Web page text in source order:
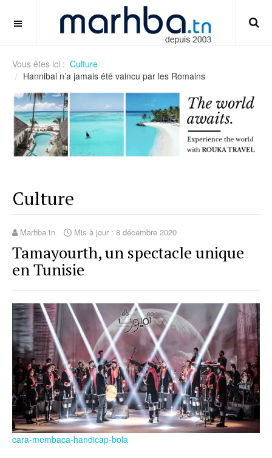
tips-merapikan-desktop-dan-shortcut-game
OFF CANVAS
Vous êtes ici : Culture
Hannibal n’a jamais été vaincu par les Romains
Culture
Marhba.tn Mis à jour : 8 décembre 2020
Tamayourth, un spectacle unique
en Tunisie
cara-membaca-handicap-bola